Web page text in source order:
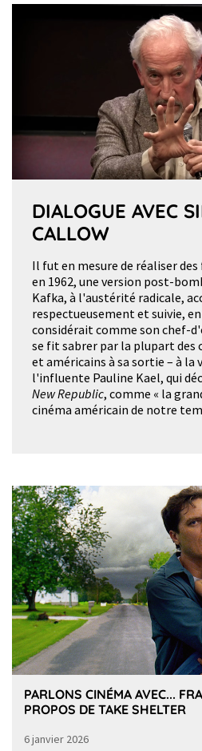
DIALOGUE AVEC
CALLOW
Il fut en mesure de réaliser
en 1962, une version post-
Kafka, à l'austérité radicale,
respectueusement et suivie,
considérait comme son chef-
se fit sabrer par la plupart des
et américains à sa sortie – à la
l'influente Pauline Kael, qui
New Republic, comme « la
cinéma américain de notre
PARLONS CINÉMA AVEC...
PROPOS DE TAKE SHELTER
6 janvier 2026